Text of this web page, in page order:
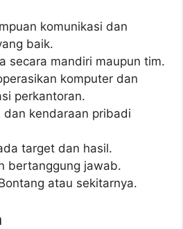
komunikasi dan
baik.
secara mandiri maupun tim.
komputer dan
perkantoran.
dan kendaraan pribadi
target dan hasil.
bertanggung jawab.
atau sekitarnya.